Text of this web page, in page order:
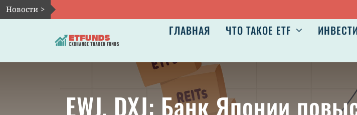
Skip
to
Новости >
ГЛАВНАЯ ЧТО ТАКОЕ ETF
EWJ, DXJ: Банк Японии